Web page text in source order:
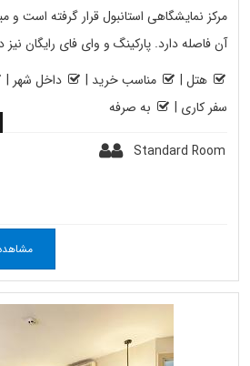
آن فاصله دارد. پارکینگ و وای فای رایگان
هتل | مناسب خرید | داخل شهر |
سفر کاری | به صرفه
Standard Room